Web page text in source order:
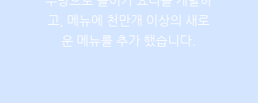
고, 메뉴에 천만개 이상의 새로
운 메뉴를 추가 했습니다.